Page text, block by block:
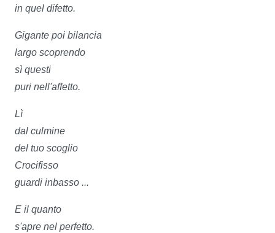
in quel difetto.
Gigante poi bilancia
largo scoprendo
sì questi
puri nell'affetto.
Lì
dal culmine
del tuo scoglio
Crocifisso
guardi inbasso ...
E il quanto
s'apre nel perfetto.